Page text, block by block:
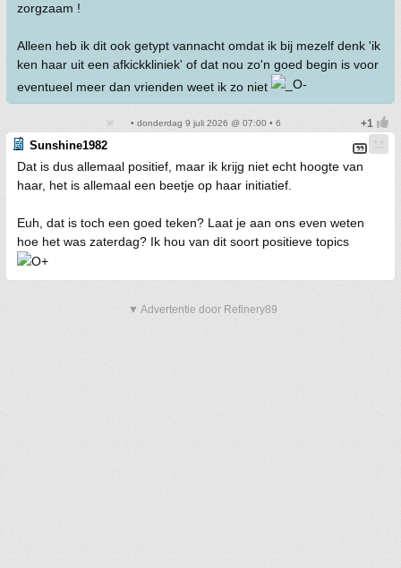
zorgzaam !
Alleen heb ik dit ook getypt vannacht omdat ik bij mezelf denk 'ik
ken haar uit een afkickkliniek' of dat nou zo'n goed begin is voor
eventueel meer dan vrienden weet ik zo niet
• donderdag 9 juli 2026 @ 07:00 • 6
Sunshine1982
Dat is dus allemaal positief, maar ik krijg niet echt hoogte van
haar, het is allemaal een beetje op haar initiatief.
Euh, dat is toch een goed teken? Laat je aan ons even weten
hoe het was zaterdag? Ik hou van dit soort positieve topics
▼ Advertentie door Refinery89